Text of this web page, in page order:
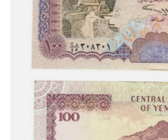
Cartonase autoadezive
Folii stocare monede
Soluții curățare, pensete, mănuși,
Tavite stocare si expunere
Monede straine
Monede Africa
Monede America